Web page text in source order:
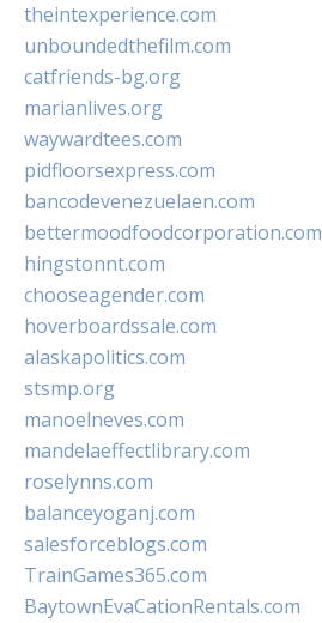
theintexperience.com
unboundedthefilm.com
catfriends-bg.org
marianlives.org
waywardtees.com
pidfloorsexpress.com
bancodevenezuelaen.com
bettermoodfoodcorporation.com
hingstonnt.com
chooseagender.com
hoverboardssale.com
alaskapolitics.com
stsmp.org
manoelneves.com
mandelaeffectlibrary.com
roselynns.com
balanceyoganj.com
salesforceblogs.com
TrainGames365.com
BaytownEvaCationRentals.com